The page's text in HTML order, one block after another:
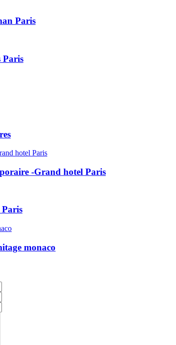
Paris
Paris
-Grand hotel Paris
Paris
monaco